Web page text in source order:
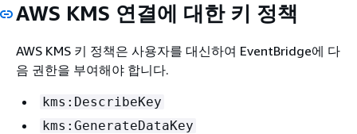
AWS KMS 연결에 대한 키 정책
AWS KMS 키 정책은 사용자를 대신하여 EventBridge에 다
음 권한을 부여해야 합니다.
kms:DescribeKey
kms:GenerateDataKey